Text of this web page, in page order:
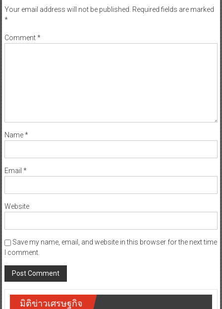
Your email address will not be published. Required fields are marked
*
Comment*
Name*
Email *
Website
Save my name, email, and website in this browser for the next time
I comment.
มิติข่าวเศรษฐกิจ